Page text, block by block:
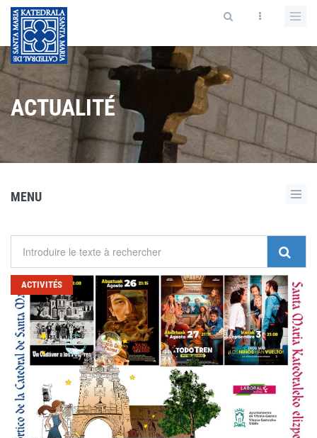
ACTUALITÉ
MENU
ACTIVITÉS